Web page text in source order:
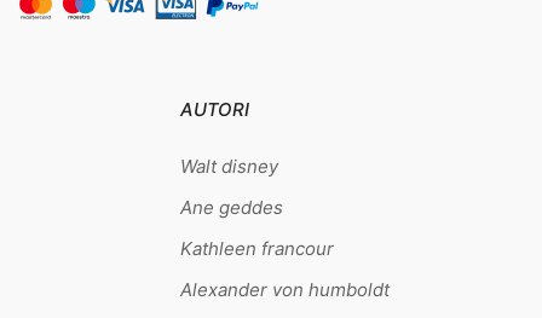
AUTORI
Walt disney
Ane geddes
Kathleen francour
Alexander von humboldt